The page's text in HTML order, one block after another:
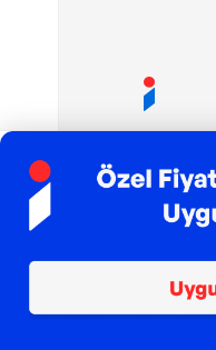
TROY ile 200 TL İndirim
Diamond -
Takım - Ekinoks